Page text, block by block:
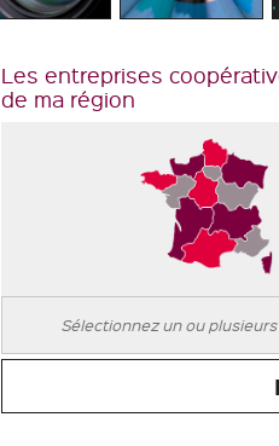
Les entreprises
de ma région